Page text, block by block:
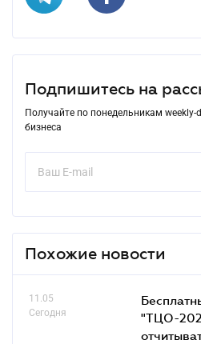
Подпишитесь на
Получайте по понедельникам
бизнеса
Похожие новости
11.05
Сегодня
"ТЦО-